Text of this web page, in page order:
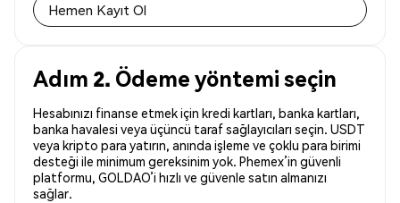
Hemen Kayıt Ol
Adım 2. Ödeme yöntemi seçin
Hesabınızı finanse etmek için kredi kartları, banka kartları,
banka havalesi veya üçüncü taraf sağlayıcıları seçin. USDT
veya kripto para yatırın, anında işleme ve çoklu para birimi
desteği ile minimum gereksinim yok. Phemex’in güvenli
platformu, GOLDAO’i hızlı ve güvenle satın almanızı
sağlar.